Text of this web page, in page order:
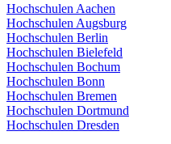
Hochschulen Aachen
Hochschulen Augsburg
Hochschulen Berlin
Hochschulen Bielefeld
Hochschulen Bochum
Hochschulen Bonn
Hochschulen Bremen
Hochschulen Dortmund
Hochschulen Dresden